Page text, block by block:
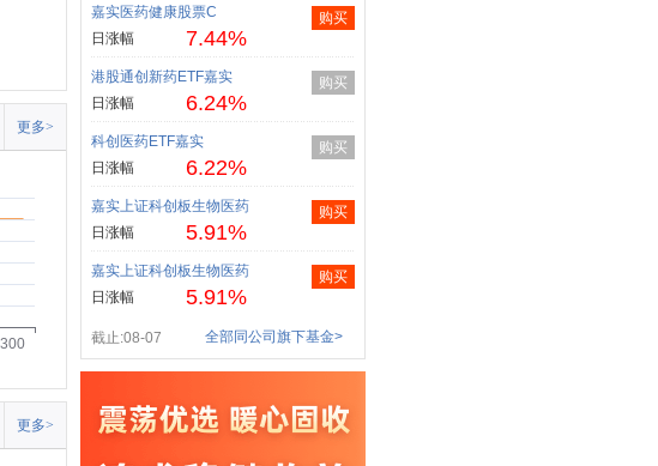
更多>
更多>
嘉实医药健康股票C
日涨幅
7.44%
购买
港股通创新药ETF嘉实
日涨幅
6.24%
购买
科创医药ETF嘉实
日涨幅
6.22%
购买
嘉实上证科创板生物医药
日涨幅
5.91%
购买
嘉实上证科创板生物医药
日涨幅
5.91%
购买
截止:08-07 全部同公司旗下基金>